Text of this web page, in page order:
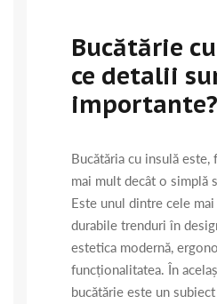
Bucătărie
ce detalii
importante?
Bucătăria cu insulă este,
mai mult decât o simplă
Este unul dintre cele
durabile trenduri în
estetica modernă,
funcționalitatea. În
bucătărie este un